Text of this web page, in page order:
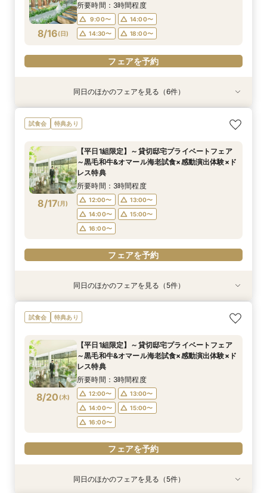
8/15(土)
14:30〜
フェアを予約
8/15(土) 18:00〜
フェアを予約
8/15(土) 14:30〜
フェアを予約
8/15(土) 14:30〜 18:00〜
フェアを予約
8/15(土) 14:30〜
フェアを予約
8/15(土) 14:30〜
フェアを予約
8/16(日)
所要時間：3時間程度
9:00〜
14:00〜
14:30〜
18:00〜
フェアを予約
特典あり
8/16(日)
【和婚をお考えの方へ】1stステップ相談会◎挙
式会場見学&「和」の演出体験♪常陸牛と旬のお魚
写真などおふたりの希望をじっくり伺い専属プラ
ンナーがご提案♪
所要時間：3時間程度
9:00〜
14:30〜
フェアを予約
8/16(日)
【タイパ重視！60分で完結◎】会場案内＆相談
会
9:00〜
14:00〜
18:00〜
フェアを予約
特典あり
8/16(日)
【6名～30名の少人数婚】挙式＆会食Newプラ
ン誕生！無料試食付
9:00〜
14:00〜
14:30〜
フェアを予約
特典あり
8/16(日)
【1件目がお得】1stステップ相談&試食×予算相談
*ギフト券プレゼント
9:00〜
14:00〜
14:30〜
フェアを予約
特典あり
8/16(日)
＼茨城人気3会場一気に見学！／憧れ花嫁体験×
贅沢フィレ試食◎
9:00〜
14:00〜
14:30〜
フェアを予約
8/16(日)
【2件目以降に】ふたりの悩みを解消！*徹底比
較相談会*
9:00〜
14:00〜
14:30〜
フェアを予約
同日のほかのフェアを見る（6件）
試食会 特典あり
8/17(月)
【平日1組限定】～貸切邸宅プライベートフェア
～黒毛和牛&オマール海老試食×感動演出体験×ド
レス特典
所要時間：3時間程度
12:00〜
13:00〜
14:00〜
15:00〜
16:00〜
フェアを予約
8/17(月)
【タイパ重視！60分で完結◎】オンラインで会
場案内＆相談会
12:00〜
13:00〜
16:00〜
フェアを予約
特典あり
8/17(月)
【6名～30名の少人数婚】挙式＆会食Newプラ
ン誕生！無料試食付
12:00〜
13:00〜
14:00〜
16:00〜
フェアを予約
特典あり
8/17(月)
1件目がお得★1stステップ相談会＆試食×予算相
談*商品券1万円
12:00〜
13:00〜
14:00〜
16:00〜
フェアを予約
8/17(月)
【2件目以上の方】最短60分！《会場選び&見積
もり》徹底比較相談会
12:00〜
13:00〜
14:00〜
16:00〜
フェアを予約
特典あり
8/17(月)
【和婚をお考えの方へ】挙式会場見学&「和」の
演出体験♪常陸牛と旬のお魚料理の贅沢食べ比べ
希望をじっくり伺い専属プランナーがご提案♪
所要時間：3時間程度
12:00〜
14:00〜
15:00〜
16:00〜
フェアを予約
同日のほかのフェアを見る（5件）
試食会 特典あり
8/20 (木)
【平日1組限定】～貸切邸宅プライベートフェア
～黒毛和牛&オマール海老試食×感動演出体験×ド
レス特典
所要時間：3時間程度
12:00〜
13:00〜
14:00〜
15:00〜
16:00〜
フェアを予約
特典あり
特典あり
特典あり同日のほかのフェアを見る（5件）